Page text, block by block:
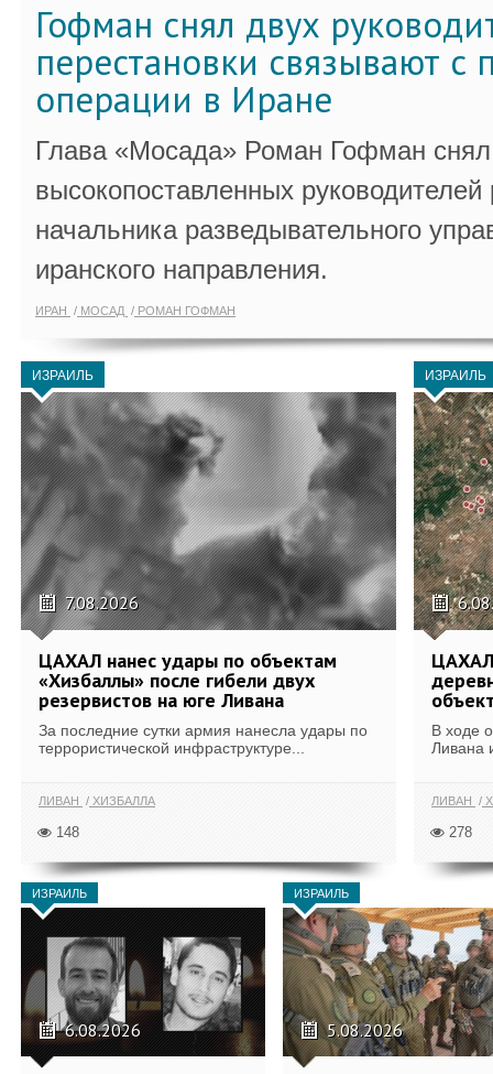
Гофман снял двух
перестановки связывают с
операции в Иране
Глава «Мосада» Роман Гофман снял
высокопоставленных
начальника разведывательного
иранского направления.
ИРАН МОСАД РОМАН ГОФМАН
ИЗРАИЛЬ
7.08.2026
ЦАХАЛ нанес удары по объектам
«Хизбаллы» после гибели двух
резервистов на юге Ливана
За последние сутки армия нанесла удары по
террористической инфраструктуре...
ЛИВАН ХИЗБАЛЛА
148
ИЗРАИЛЬ
В ходе
Ливана
ЛИВАН
278
ИЗРАИЛЬ
6.08.2026
ИЗРАИЛЬ
5.08.2026